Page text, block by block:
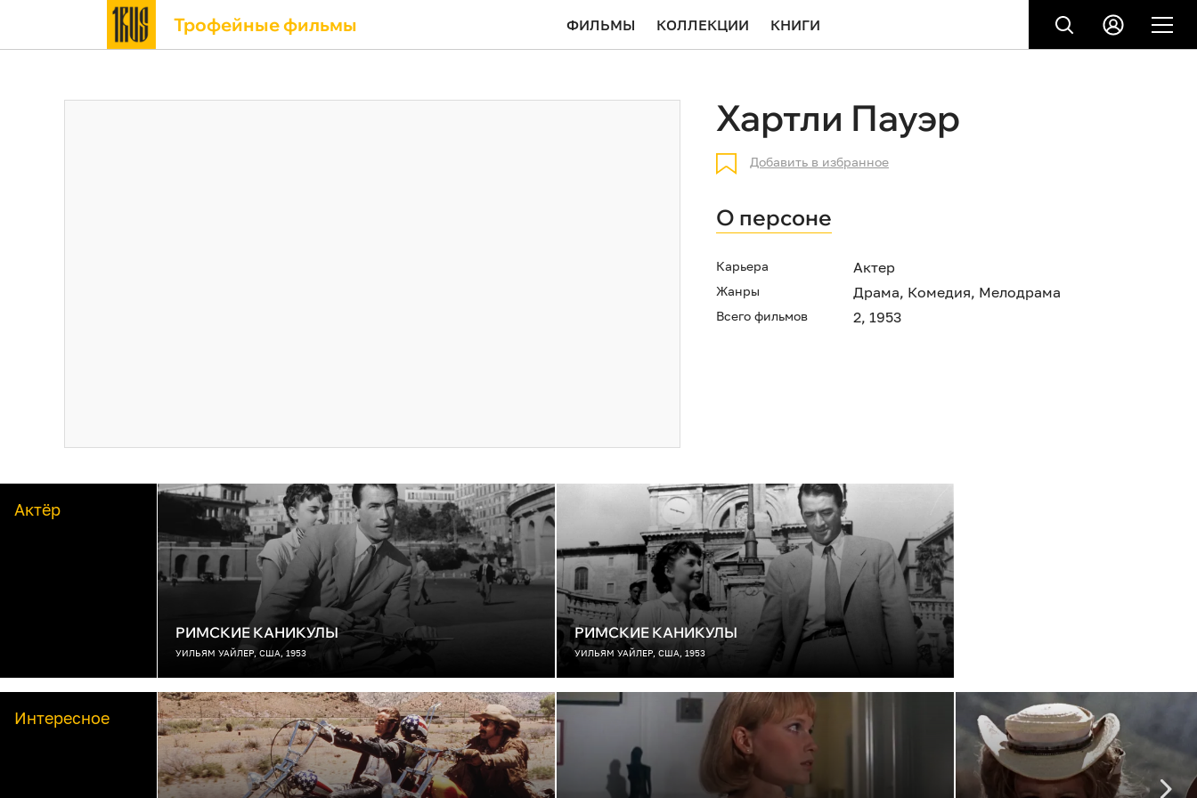
Трофейные фильмы ФИЛЬМЫ КОЛЛЕКЦИИ КНИГИ
Хартли Пауэр
Добавить в избранное
О персоне
Карьера Актер
Жанры Драма, Комедия, Мелодрама
Всего фильмов 2, 1953
Актёр
РИМСКИЕ КАНИКУЛЫ
УИЛЬЯМ УАЙЛЕР, США, 1953
РИМСКИЕ КАНИКУЛЫ
УИЛЬЯМ УАЙЛЕР, США, 1953
Интересное